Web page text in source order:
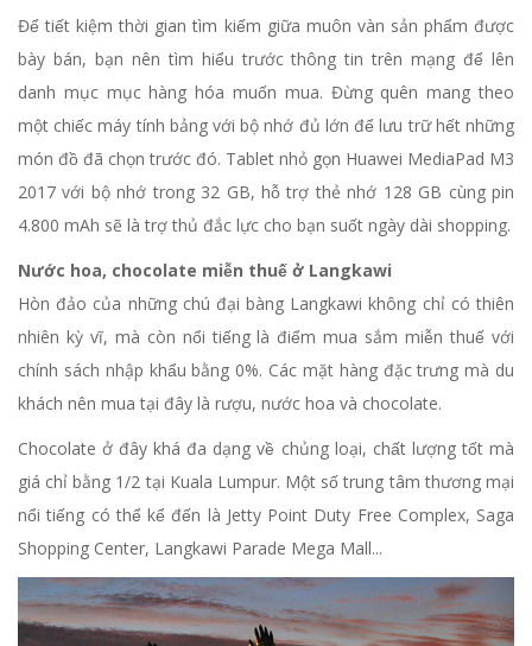
Để tiết kiệm thời gian tìm kiếm giữa muôn vàn sản phẩm được
bày bán, bạn nên tìm hiểu trước thông tin trên mạng để lên
danh mục mục hàng hóa muốn mua. Đừng quên mang theo
một chiếc máy tính bảng với bộ nhớ đủ lớn để lưu trữ hết những
món đồ đã chọn trước đó. Tablet nhỏ gọn Huawei MediaPad M3
2017 với bộ nhớ trong 32 GB, hỗ trợ thẻ nhớ 128 GB cùng pin
4.800 mAh sẽ là trợ thủ đắc lực cho bạn suốt ngày dài shopping.
Nước hoa, chocolate miễn thuế ở Langkawi
Hòn đảo của những chú đại bàng Langkawi không chỉ có thiên
nhiên kỳ vĩ, mà còn nổi tiếng là điểm mua sắm miễn thuế với
chính sách nhập khẩu bằng 0%. Các mặt hàng đặc trưng mà du
khách nên mua tại đây là rượu, nước hoa và chocolate.
Chocolate ở đây khá đa dạng về chủng loại, chất lượng tốt mà
giá chỉ bằng 1/2 tại Kuala Lumpur. Một số trung tâm thương mại
nổi tiếng có thể kể đến là Jetty Point Duty Free Complex, Saga
Shopping Center, Langkawi Parade Mega Mall...